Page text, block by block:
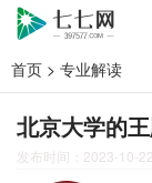
首页 > 专业解读
北京大学的
发布时间：2023-10-